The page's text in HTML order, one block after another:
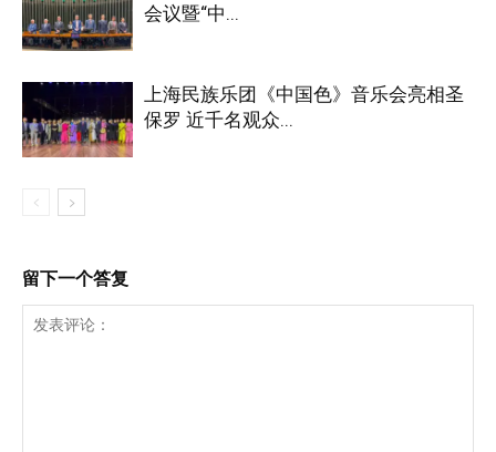
会议暨“中...
上海民族乐团《中国色》音乐会亮相圣
保罗 近千名观众...
留下一个答复